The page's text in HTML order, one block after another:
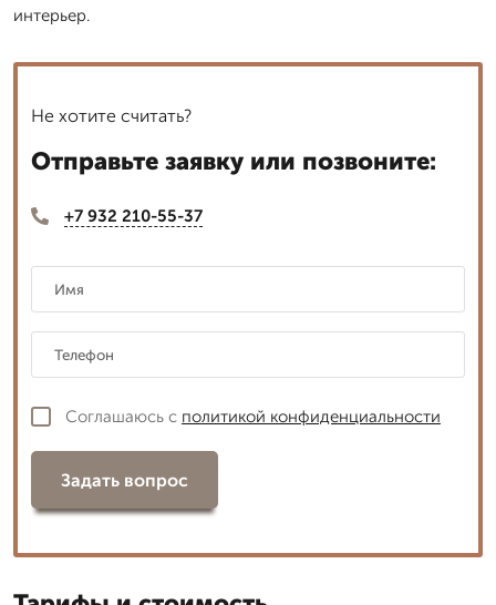
интерьер.
Не хотите считать?
Отправьте заявку или позвоните:
+7 932 210-55-37
Соглашаюсь с политикой конфиденциальности
Задать вопрос